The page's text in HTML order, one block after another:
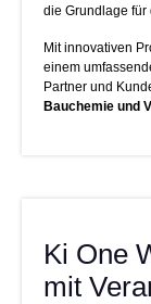
die Grundlage für
Mit innovativen
einem
Partner und
Bauchemie und
Ki One
mit